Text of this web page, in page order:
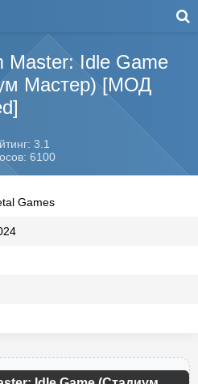
Master: Idle Game
Мастер) [МОД
3.1
6100
Games